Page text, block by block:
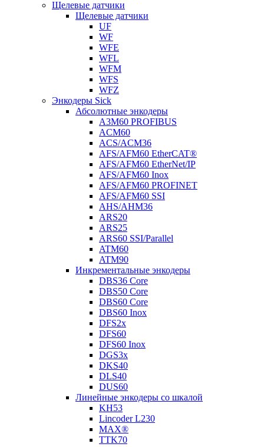
Щелевые датчики
Щелевые датчики
UF
WF
WFE
WFL
WFM
WFS
WFZ
Энкодеры Sick
Абсолютные энкодеры
A3M60 PROFIBUS
ACM60
ACS/ACM36
AFS/AFM60 EtherCAT®
AFS/AFM60 EtherNet/IP
AFS/AFM60 Inox
AFS/AFM60 PROFINET
AFS/AFM60 SSI
AHS/AHM36
ARS20
ARS25
ARS60 SSI/Parallel
ATM60
ATM90
Инкрементальные энкодеры
DBS36 Core
DBS50 Core
DBS60 Core
DBS60 Inox
DFS2x
DFS60
DFS60 Inox
DGS3x
DKS40
DLS40
DUS60
Линейные энкодеры со шкалой
KH53
Lincoder L230
MAX®
TTK70